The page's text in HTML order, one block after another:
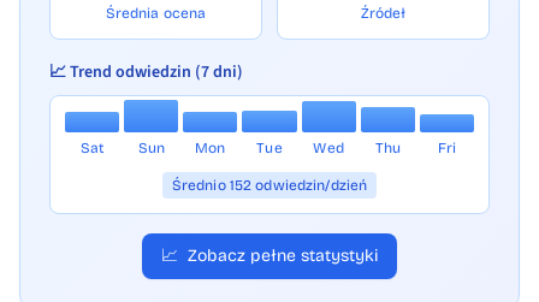
Średnia ocena Źródeł
📈 Trend odwiedzin (7 dni)
Sat Sun Mon Tue Wed Thu Fri
Średnio 152 odwiedzin/dzień
📈 Zobacz pełne statystyki